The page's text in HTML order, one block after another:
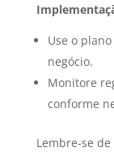
Use o
negócio.
Monitore
conforme
Lembre-se